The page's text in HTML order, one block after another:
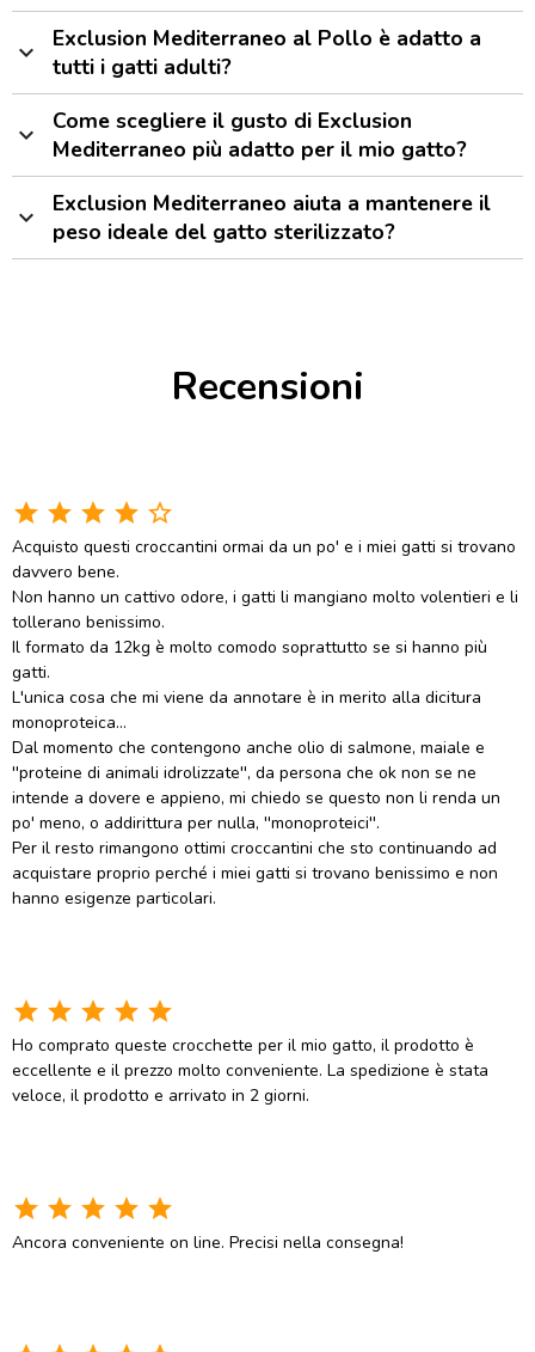
expand_more
Exclusion Mediterraneo al Pollo è adatto a
tutti i gatti adulti?
expand_more
Come scegliere il gusto di Exclusion
Mediterraneo più adatto per il mio gatto?
expand_more
Exclusion Mediterraneo aiuta a mantenere il
peso ideale del gatto sterilizzato?
Recensioni
star star star star star_border
Acquisto questi croccantini ormai da un po' e i miei gatti si trovano
davvero bene.
Non hanno un cattivo odore, i gatti li mangiano molto volentieri e li
tollerano benissimo.
Il formato da 12kg è molto comodo soprattutto se si hanno più
gatti.
L'unica cosa che mi viene da annotare è in merito alla dicitura
monoproteica...
Dal momento che contengono anche olio di salmone, maiale e
''proteine di animali idrolizzate'', da persona che ok non se ne
intende a dovere e appieno, mi chiedo se questo non li renda un
po' meno, o addirittura per nulla, ''monoproteici''.
Per il resto rimangono ottimi croccantini che sto continuando ad
acquistare proprio perché i miei gatti si trovano benissimo e non
hanno esigenze particolari.
star star star star star
Ho comprato queste crocchette per il mio gatto, il prodotto è
eccellente e il prezzo molto conveniente. La spedizione è stata
veloce, il prodotto e arrivato in 2 giorni.
star star star star star
Ancora conveniente on line. Precisi nella consegna!